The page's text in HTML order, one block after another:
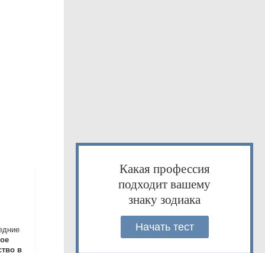
в
Какая профессия
подходит вашему
знаку зодиака
Начать тест